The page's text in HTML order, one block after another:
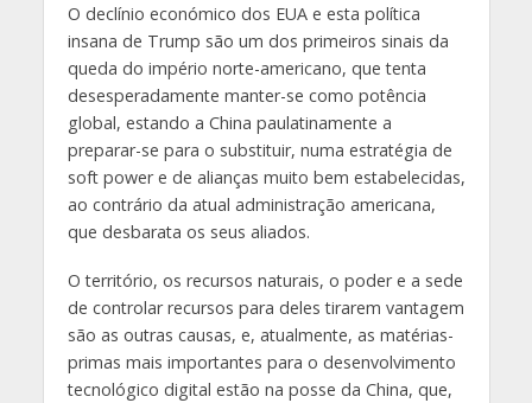
O declínio económico dos EUA e esta política
insana de Trump são um dos primeiros sinais da
queda do império norte-americano, que tenta
desesperadamente manter-se como potência
global, estando a China paulatinamente a
preparar-se para o substituir, numa estratégia de
soft power e de alianças muito bem estabelecidas,
ao contrário da atual administração americana,
que desbarata os seus aliados.
O território, os recursos naturais, o poder e a sede
de controlar recursos para deles tirarem vantagem
são as outras causas, e, atualmente, as matérias-
primas mais importantes para o desenvolvimento
tecnológico digital estão na posse da China, que,